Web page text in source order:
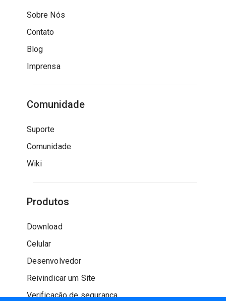
Sobre Nós
Contato
Blog
Imprensa
Comunidade
Suporte
Comunidade
Wiki
Produtos
Download
Celular
Desenvolvedor
Reivindicar um Site
Verificação de segurança